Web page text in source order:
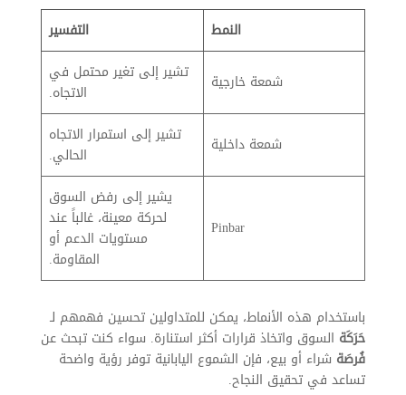
النمط
التفسير
شمعة خارجية
تشير إلى تغير محتمل في
الاتجاه.
شمعة داخلية
تشير إلى استمرار الاتجاه
الحالي.
Pinbar
يشير إلى رفض السوق
لحركة معينة، غالباً عند
مستويات الدعم أو
المقاومة.
باستخدام هذه الأنماط، يمكن للمتداولين تحسين فهمهم لـ
حَرَكَة السوق واتخاذ قرارات أكثر استنارة. سواء كنت تبحث عن
فُرصَة شراء أو بيع، فإن الشموع اليابانية توفر رؤية واضحة
تساعد في تحقيق النجاح.